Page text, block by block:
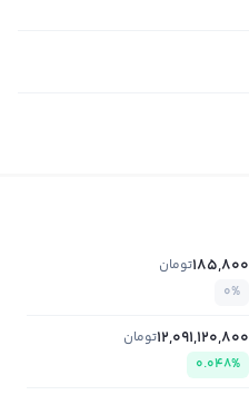
185,800تومان
0%
12,091,120,800تومان
0.048%